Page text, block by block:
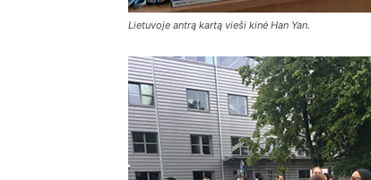
Lietuvoje antrą kartą vieši kinė Han Yan.